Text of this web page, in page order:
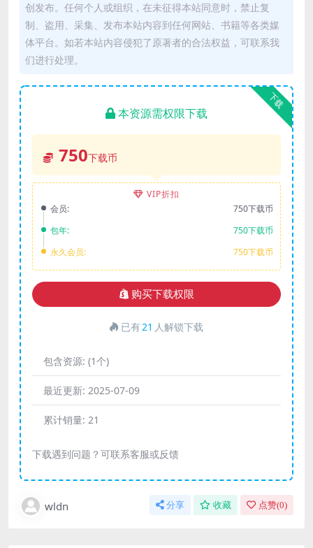
创发布。任何个人或组织，在未征得本站同意时，禁止复
制、盗用、采集、发布本站内容到任何网站、书籍等各类媒
体平台。如若本站内容侵犯了原著者的合法权益，可联系我
们进行处理。
下载
本资源需权限下载
750下载币
VIP折扣
会员:
750下载币
包年:
750下载币
永久会员:
750下载币
购买下载权限
已有21 人解锁下载
包含资源: (1个)
最近更新: 2025-07-09
累计销量: 21
下载遇到问题？可联系客服或反馈
wldn 分享 收藏 点赞(0)